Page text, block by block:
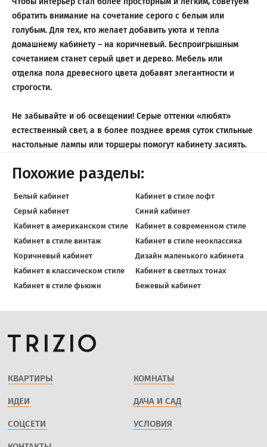
обратить внимание на сочетание серого с белым или
голубым. Для тех, кто желает добавить уюта и тепла
домашнему кабинету – на коричневый. Беспроигрышным
сочетанием станет серый цвет и дерево. Мебель или
отделка пола древесного цвета добавят элегантности и
строгости.
Не забывайте и об освещении! Серые оттенки «любят»
естественный свет, а в более позднее время суток стильные
настольные лампы или торшеры помогут кабинету засиять.
Похожие разделы:
Белый кабинет
Кабинет в стиле лофт
Серый кабинет
Синий кабинет
Кабинет в американском стиле
Кабинет в современном стиле
Кабинет в стиле винтаж
Кабинет в стиле неоклассика
Коричневый кабинет
Дизайн маленького кабинета
Кабинет в классическом стиле
Кабинет в светлых тонах
Кабинет в стиле фьюжн
Бежевый кабинет
КВАРТИРЫ КОМНАТЫ
ИДЕИ ДАЧА И САД
СОЦСЕТИ УСЛОВИЯ